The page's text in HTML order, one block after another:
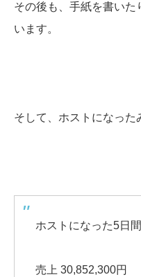
その後も、手紙を書いた
います。
そして、ホストになった
ホストになった5日
売上 30,852,300円